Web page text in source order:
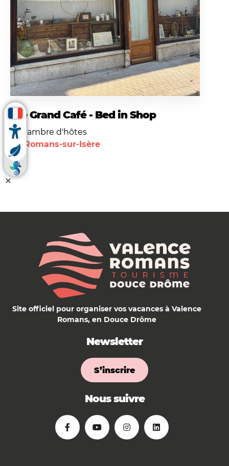
Le Grand Café - Bed in Shop
Chambre d'hôtes
Romans-sur-Isère
Site officiel pour organiser vos vacances à Valence
Romans, en Douce Drôme
Newsletter
S’inscrire
Nous suivre